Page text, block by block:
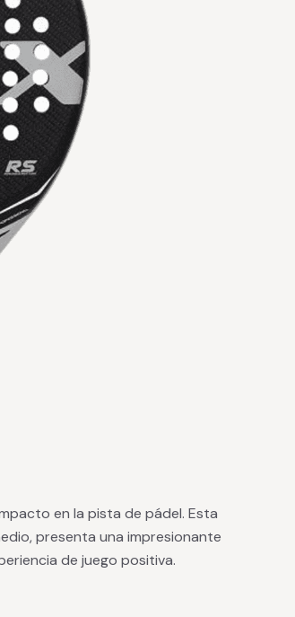
en la pista de pádel. Esta
presenta una impresionante
de juego positiva.